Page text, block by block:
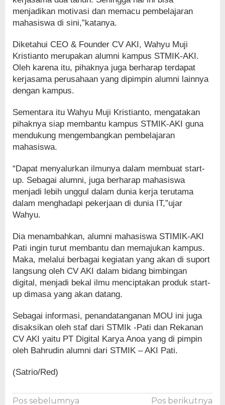
menjadikan motivasi dan memacu pembelajaran
mahasiswa di sini,”katanya.
Diketahui CEO & Founder CV AKI, Wahyu Muji
Kristianto merupakan alumni kampus STMIK-AKI.
Oleh karena itu, pihaknya juga berharap terdapat
kerjasama perusahaan yang dipimpin alumni lainnya
dengan kampus.
Sementara itu Wahyu Muji Kristianto, mengatakan
pihaknya siap membantu kampus STMIK-AKI guna
mendukung mengembangkan pembelajaran
mahasiswa.
“Dapat menyalurkan ilmunya dalam membuat start-
up. Sebagai alumni, juga berharap mahasiswa
menjadi lebih unggul dalam dunia kerja terutama
dalam menghadapi pekerjaan di dunia IT,”ujar
Wahyu.
Dia menambahkan, alumni mahasiswa STIMIK-AKI
Pati ingin turut membantu dan memajukan kampus.
Maka, melalui berbagai kegiatan yang akan di suport
langsung oleh CV AKI dalam bidang bimbingan
digital, menjadi bekal ilmu menciptakan produk start-
up dimasa yang akan datang.
Sebagai informasi, penandatanganan MOU ini juga
disaksikan oleh staf dari STMIk -Pati dan Rekanan
CV AKI yaitu PT Digital Karya Anoa yang di pimpin
oleh Bahrudin alumni dari STMIK – AKI Pati.
(Satrio/Red)
Pos sebelumnya
Pos berikutnya